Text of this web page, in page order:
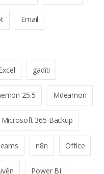
Email
gaditi
25.5 Mdeamon
Microsoft 365 Backup
n8n Office
Power BI